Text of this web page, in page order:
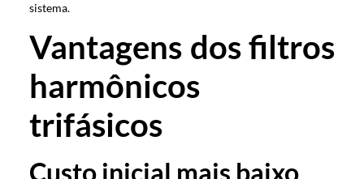
sistema.
Vantagens dos filtros
harmônicos
trifásicos
Custo inicial mais baixo